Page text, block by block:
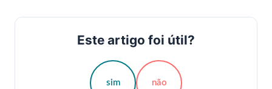
Este artigo foi útil?
sim não